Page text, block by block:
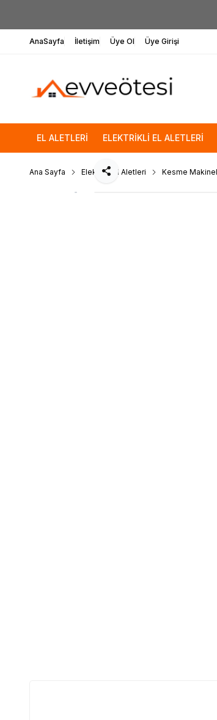
AnaSayfa İletişim Üye Ol Üye Girişi
EL ALETLERİ ELEKTRİKLİ EL ALETLERİ
Ana Sayfa Elektrikli El Aletleri Kesme
Paylaş